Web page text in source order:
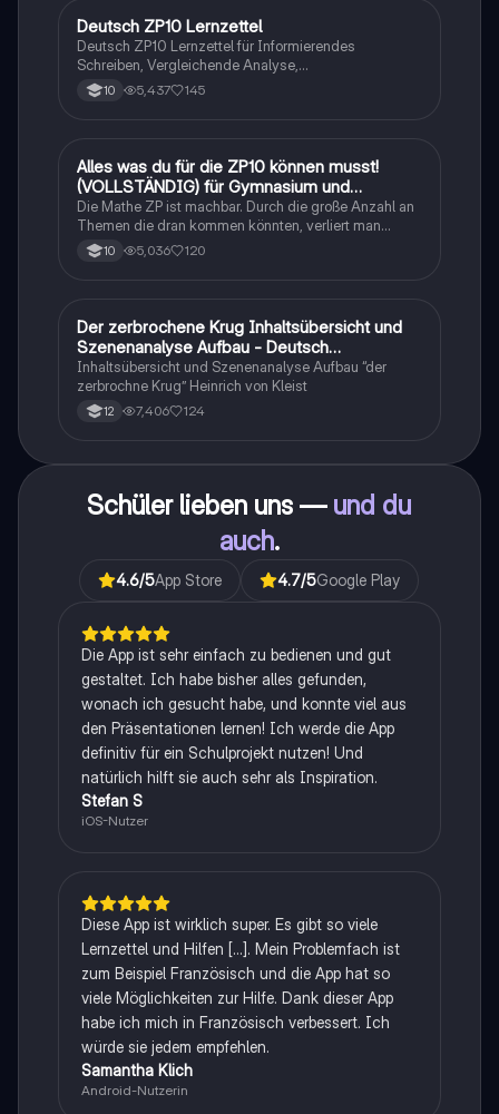
Deutsch
Deutsch ZP10 Lernzettel
Deutsch ZP10 Lernzettel für Informierendes
Schreiben, Vergleichende Analyse,
Sachtexte/Roman/Gedicht..
10 5,437 145
Mathe
Alles was du für die ZP10 können musst!
(VOLLSTÄNDIG) für Gymnasium und
Realschule
Die Mathe ZP ist machbar. Durch die große Anzahl an
Themen die dran kommen könnten, verliert man
schnell den Überblick. Also habe ich von den kleinsten
Themen bis hin zu den größten alles
10 5,036 120
Deutsch
Der zerbrochene Krug Inhaltsübersicht und
Szenenanalyse Aufbau - Deutsch
Q1/Q2/Abitur
Inhaltsübersicht und Szenenanalyse Aufbau “der
zerbrochne Krug” Heinrich von Kleist
12 7,406 124
Schüler lieben uns — und du
auch.
4.6/5App Store 4.7/5Google Play
Die App ist sehr einfach zu bedienen und gut
gestaltet. Ich habe bisher alles gefunden,
wonach ich gesucht habe, und konnte viel aus
den Präsentationen lernen! Ich werde die App
definitiv für ein Schulprojekt nutzen! Und
natürlich hilft sie auch sehr als Inspiration.
Stefan S
iOS-Nutzer
Diese App ist wirklich super. Es gibt so viele
Lernzettel und Hilfen [...]. Mein Problemfach ist
zum Beispiel Französisch und die App hat so
viele Möglichkeiten zur Hilfe. Dank dieser App
habe ich mich in Französisch verbessert. Ich
würde sie jedem empfehlen.
Samantha Klich
Android-Nutzerin